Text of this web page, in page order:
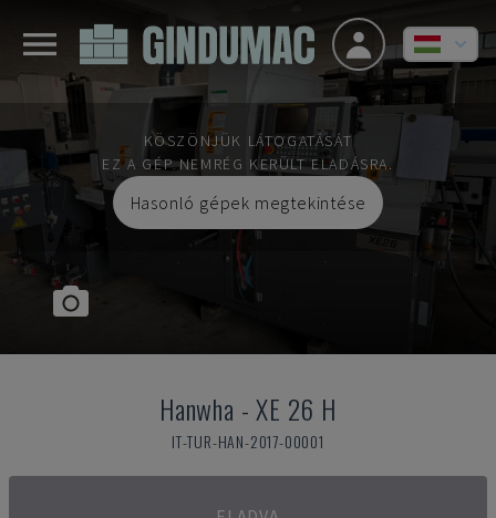
KÖSZÖNJÜK LÁTOGATÁSÁT
EZ A GÉP NEMRÉG KERÜLT ELADÁSRA.
Hasonló gépek megtekintése
Hanwha -XE 26 H
IT-TUR-HAN-2017-00001